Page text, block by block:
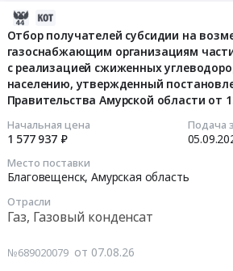
800
Отбор получателей субсидии на
газоснабжающим организациям
с реализацией сжиженных
населению, утвержденный
Правительства Амурской области от
Начальная цена
1 577 937 ₽
Подача
Место поставки
Благовещенск,Амурская область
Отрасли
Газ, Газовый конденсат
№689020079 от 07.08.26